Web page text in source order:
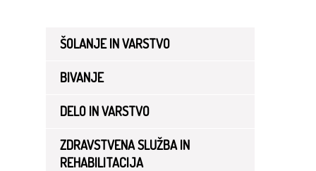
ŠOLANJE IN VARSTVO
BIVANJE
DELO IN VARSTVO
ZDRAVSTVENA SLUŽBA IN
REHABILITACIJA